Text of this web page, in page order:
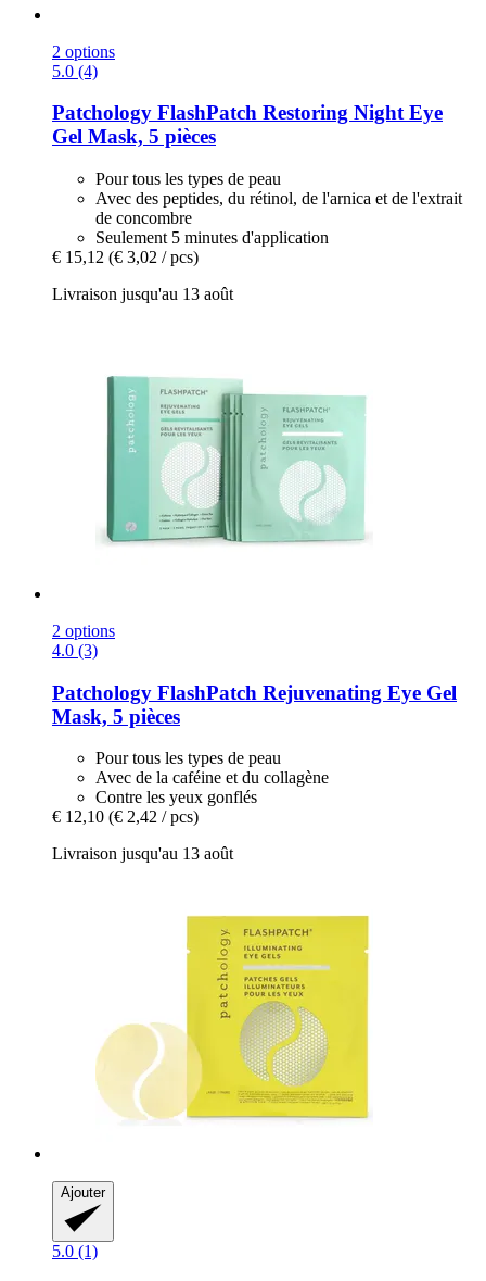
2 options
5.0 (4)
Patchology FlashPatch Restoring Night Eye
Gel Mask, 5 pièces
Pour tous les types de peau
Avec des peptides, du rétinol, de l'arnica et de l'extrait
de concombre
Seulement 5 minutes d'application
€ 15,12 (€ 3,02 / pcs)
Livraison jusqu'au 13 août
2 options
4.0 (3)
Patchology FlashPatch Rejuvenating Eye Gel
Mask, 5 pièces
Pour tous les types de peau
Avec de la caféine et du collagène
Contre les yeux gonflés
€ 12,10 (€ 2,42 / pcs)
Livraison jusqu'au 13 août
Ajouter
5.0 (1)